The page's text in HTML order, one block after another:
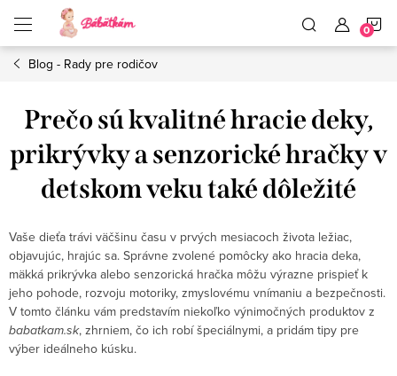
obsah
Blog - Rady pre rodičov
Prečo sú kvalitné hracie deky,
prikrývky a senzorické hračky v
detskom veku také dôležité
Vaše dieťa trávi väčšinu času v prvých mesiacoch života ležiac,
objavujúc, hrajúc sa. Správne zvolené pomôcky ako hracia deka,
mäkká prikrývka alebo senzorická hračka môžu výrazne prispieť k
jeho pohode, rozvoju motoriky, zmyslovému vnímaniu a bezpečnosti.
V tomto článku vám predstavím niekoľko výnimočných produktov z
babatkam.sk, zhrniem, čo ich robí špeciálnymi, a pridám tipy pre
výber ideálneho kúsku.